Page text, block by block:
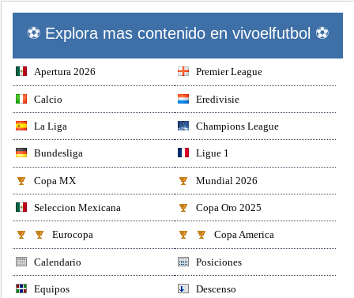
⚽ Explora mas contenido en vivoelfutbol ⚽
Apertura 2026 Premier League
Calcio Eredivisie
La Liga Champions League
Bundesliga Ligue 1
Copa MX Mundial 2026
Seleccion Mexicana Copa Oro 2025
Eurocopa Copa America
Calendario Posiciones
Equipos Descenso